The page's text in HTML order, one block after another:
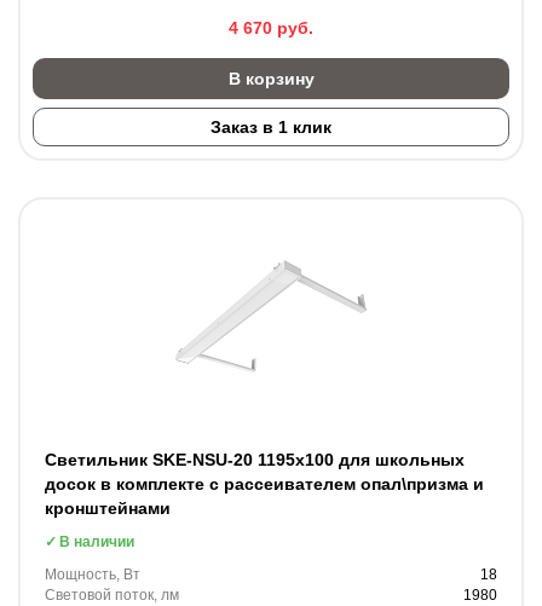
4 670 руб.
В корзину
Заказ в 1 клик
Светильник SKE-NSU-20 1195х100 для школьных
досок в комплекте с рассеивателем опал\призма и
кронштейнами
В наличии
Мощность, Вт
18
Световой поток, лм
1980